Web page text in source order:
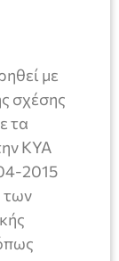
με
σχέσης
τα
ΚΥΑ
2015